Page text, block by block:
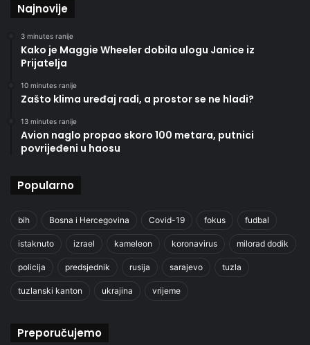
Najnovije
3 minutes ranije
Kako je Maggie Wheeler dobila ulogu Janice iz
Prijatelja
10 minutes ranije
Zašto klima uređaj radi, a prostor se ne hladi?
13 minutes ranije
Avion naglo propao skoro 100 metara, putnici
povrijeđeni u haosu
Popularno
bih Bosna i Hercegovina Covid-19 fokus fudbal
istaknuto izrael kameleon koronavirus milorad dodik
policija predsjednik rusija sarajevo tuzla
tuzlanski kanton ukrajina vrijeme
Preporučujemo